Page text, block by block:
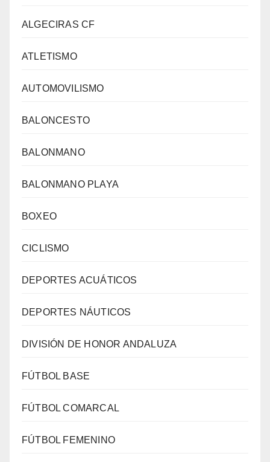
ALGECIRAS CF
ATLETISMO
AUTOMOVILISMO
BALONCESTO
BALONMANO
BALONMANO PLAYA
BOXEO
CICLISMO
DEPORTES ACUÁTICOS
DEPORTES NÁUTICOS
DIVISIÓN DE HONOR ANDALUZA
FÚTBOL BASE
FÚTBOL COMARCAL
FÚTBOL FEMENINO